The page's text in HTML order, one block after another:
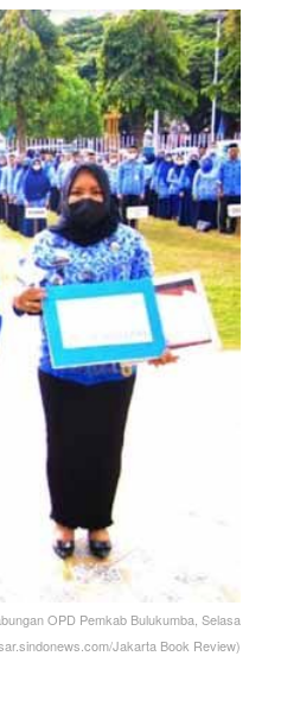
OPD Pemkab Bulukumba, Selasa
Jakarta Book Review)